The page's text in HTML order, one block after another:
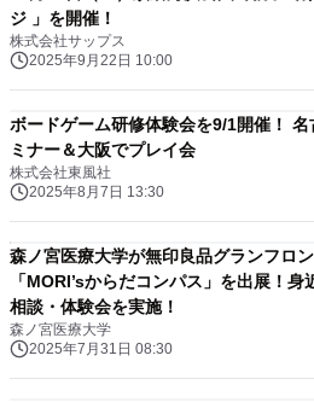
ジ 」を開催！
株式会社サップス
2025年9月22日 10:00
ボードゲーム研修体験会を9/1開催！
ミナー＆大阪でプレイ会
株式会社東風社
2025年8月7日 13:30
森ノ宮医療大学が無印良品グランフロ
「MORI’sからだコンパス」を出展！
相談・体験会を実施！
森ノ宮医療大学
2025年7月31日 08:30